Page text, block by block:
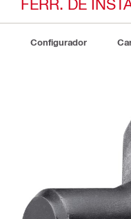
Configurador